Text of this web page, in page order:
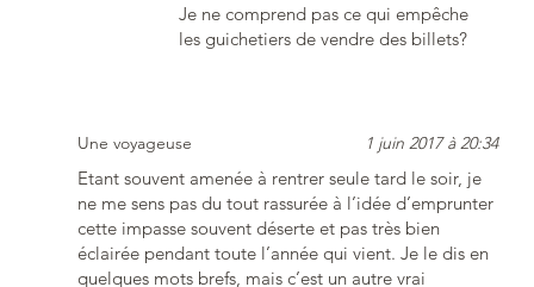
Je ne comprend pas ce qui empêche
les guichetiers de vendre des billets?
Une voyageuse 1 juin 2017 à 20:34
Etant souvent amenée à rentrer seule tard le soir, je
ne me sens pas du tout rassurée à l’idée d’emprunter
cette impasse souvent déserte et pas très bien
éclairée pendant toute l’année qui vient. Je le dis en
quelques mots brefs, mais c’est un autre vrai